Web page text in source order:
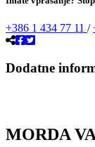
+386 1 434 77 11 /
Dodatne
MORDA